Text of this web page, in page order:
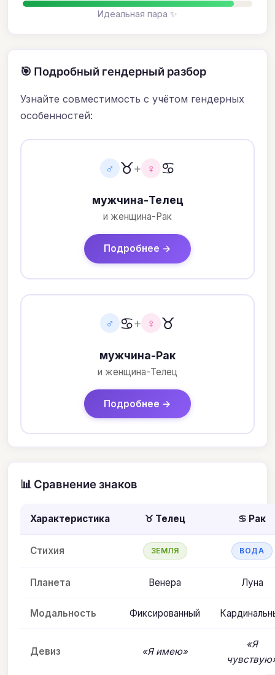
Идеальная пара ✨
🎯 Подробный гендерный разбор
Узнайте совместимость с учётом гендерных
особенностей:
♂ ♉+ ♀ ♋
мужчина-Телец
и женщина-Рак
Подробнее →
♂ ♋+ ♀ ♉
мужчина-Рак
и женщина-Телец
Подробнее →
📊 Сравнение знаков
Характеристика ♉ Телец ♋ Рак
Стихия ЗЕМЛЯ ВОДА
Планета Венера Луна
Модальность Фиксированный
Девиз «Я имею»
«Я